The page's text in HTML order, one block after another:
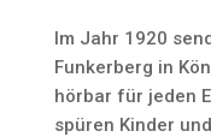
Im Jahr 1920
Funkerberg in
hörbar für jeden
spüren Kinder